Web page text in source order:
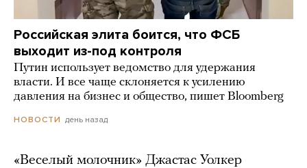
Российская элита боится, что ФСБ
выходит из-под контроля
Путин использует ведомство для удержания
власти. И все чаще склоняется к усилению
давления на бизнес и общество, пишет Bloomberg
НОВОСТИ день назад
«Веселый молочник» Джастас Уолкер